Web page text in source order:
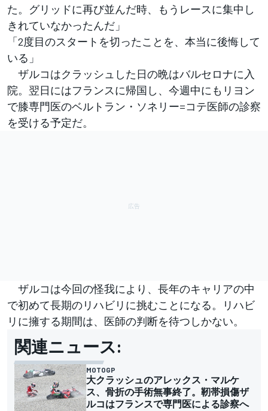
た。グリッドに再び並んだ時、もうレースに集中し
きれていなかったんだ」
「2度目のスタートを切ったことを、本当に後悔して
いる」
ザルコはクラッシュした日の晩はバルセロナに入
院。翌日にはフランスに帰国し、今週中にもリヨン
で膝専門医のベルトラン・ソネリー=コテ医師の診察
を受ける予定だ。
ザルコは今回の怪我により、長年のキャリアの中
で初めて長期のリハビリに挑むことになる。リハビ
リに擁する期間は、医師の判断を待つしかない。
関連ニュース:
MOTOGP
大クラッシュのアレックス・マルケ
ス、骨折の手術無事終了。靭帯損傷ザ
ルコはフランスで専門医による診察へ